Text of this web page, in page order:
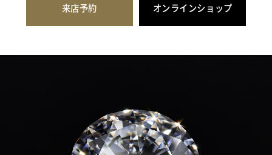
来店予約 オンラインショップ